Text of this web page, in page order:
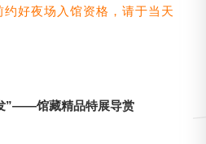
好夜场入馆资格，请于当天
”——馆藏精品特展导赏